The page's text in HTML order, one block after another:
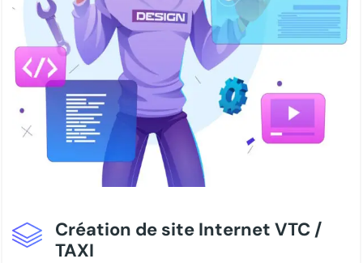
Création de site Internet VTC /
TAXI